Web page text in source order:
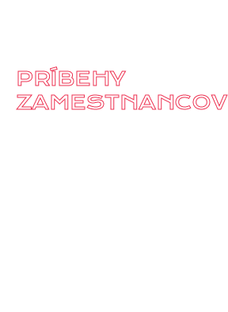
PRÍBEHY
ZAMESTNANCOV